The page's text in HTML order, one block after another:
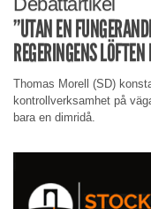
”UTAN EN
REGERINGENS
Thomas Morell (SD)
kontrollverksamhet på
bara en dimridå.